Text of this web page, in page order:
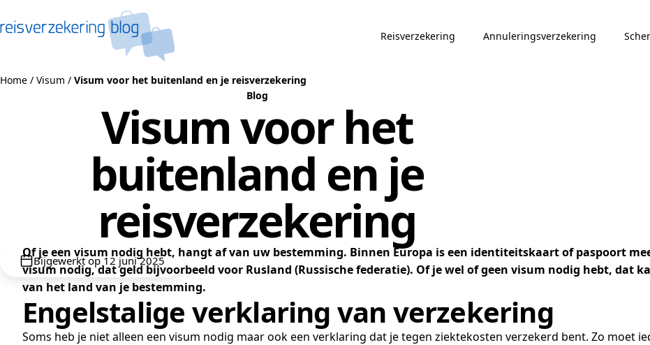
Reisverzekering Annuleringsverzekering
Home / Visum / Visum voor het buitenland en je reisverzekering
Blog
Visum voor het
buitenland en je
reisverzekering
Bijgewerkt op 12 juni 2025
Of je een visum nodig hebt, hangt af van uw bestemming. Binnen Europa is een identiteitskaart of paspoort
visum nodig, dat geld bijvoorbeeld voor Rusland (Russische federatie). Of je wel of geen visum nodig hebt, dat
van het land van je bestemming.
Engelstalige verklaring van verzekering
Soms heb je niet alleen een visum nodig maar ook een verklaring dat je tegen ziektekosten verzekerd bent. Zo moet i